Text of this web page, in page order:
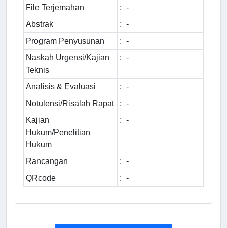
File Terjemahan
: -
Abstrak
: -
Program Penyusunan
: -
Naskah Urgensi/Kajian
Teknis
: -
Analisis & Evaluasi : -
Notulensi/Risalah Rapat
: -
Kajian
Hukum/Penelitian
Hukum
: -
Rancangan : -
QRcode
: -